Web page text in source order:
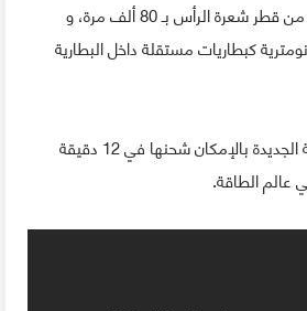
مسامات نانومترية أصغر من قطر شعرة الرأس بـ 80 ألف مرة، و
كبطاريات مستقلة داخل البطارية
و أشار الباحثون أن البطارية الجديدة بالإمكان شحنها في 12 دقيقة
الطاقة.